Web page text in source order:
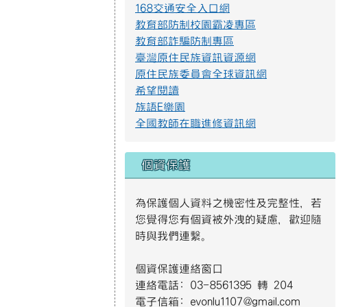
提升社會大眾對身心障礙者權利公約2.jpg
防範一氧化碳中毐.jpg
遊樂設施管理規範3.png
遊樂設施管理規範2.png
遊樂設施管理規範1.png
S__4137014.jpg
教育部詐騙防制專區
臺灣原住民族資訊資源網
原住民族委員會全球資訊網
希望閱讀
族語E樂園
全國教師在職進修資訊網
為保護個人資料之機密性及完整性，若
時與我們連繫。
個資保護連絡窗口
電子信箱: evonlu1107@gmail.com